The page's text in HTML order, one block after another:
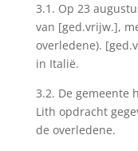
3.1. Op 23
van [ged.vrijw.],
overledene).
in Italië.
3.2. De gemeente
Lith opdracht
de overledene.